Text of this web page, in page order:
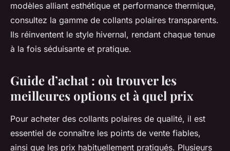
modèles alliant esthétique et performance thermique,
consultez la gamme de collants polaires transparents.
Ils réinventent le style hivernal, rendant chaque tenue
à la fois séduisante et pratique.
Guide d’achat : où trouver les
meilleures options et à quel prix
Pour acheter des collants polaires de qualité, il est
essentiel de connaître les points de vente fiables,
ainsi que les prix habituellement pratiqués. Plusieurs